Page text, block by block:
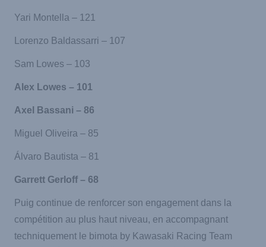
Yari Montella – 121
Lorenzo Baldassarri – 107
Sam Lowes – 103
Alex Lowes – 101
Axel Bassani – 86
Miguel Oliveira – 85
Álvaro Bautista – 81
Garrett Gerloff – 68
Puig continue de renforcer son engagement dans la
compétition au plus haut niveau, en accompagnant
techniquement le bimota by Kawasaki Racing Team